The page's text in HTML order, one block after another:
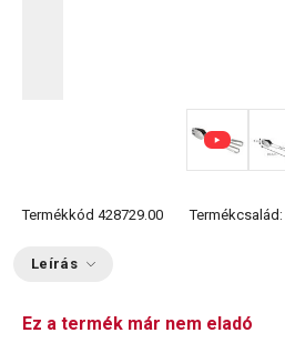
Termékkód 428729.00 Termékcsalád:
Leírás
Ez a termék már nem eladó